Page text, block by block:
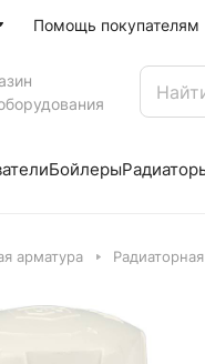
Помощь покупателям
Бойлеры
арматура